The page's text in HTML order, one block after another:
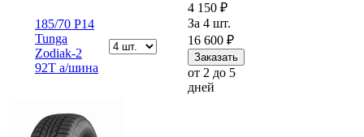
185/70 Р14
Tunga
Zodiak-2
92T а/шина
4 150 ₽
За 4 шт.
16 600 ₽
от 2 до 5
дней